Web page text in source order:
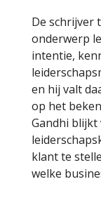
De schrijver
onderwerp
intentie,
en hij valt
op het
Gandhi blijkt
klant te
welke